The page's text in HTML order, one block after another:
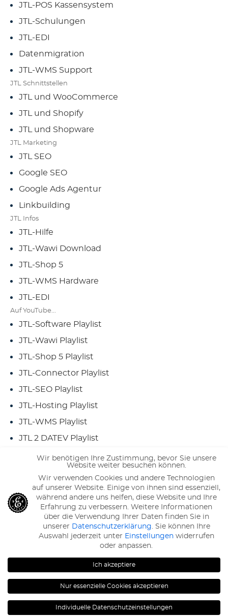
JTL-POS Kassensystem
JTL-Schulungen
JTL-EDI
Datenmigration
JTL-WMS Support
JTL Schnittstellen
JTL und WooCommerce
JTL und Shopify
JTL und Shopware
JTL Marketing
JTL SEO
Google SEO
Google Ads Agentur
Linkbuilding
JTL Infos
JTL-Hilfe
JTL-Wawi Download
JTL-Shop 5
JTL-WMS Hardware
JTL-EDI
Auf YouTube...
JTL-Software Playlist
JTL-Wawi Playlist
JTL-Shop 5 Playlist
JTL-Connector Playlist
JTL-SEO Playlist
JTL-Hosting Playlist
JTL-WMS Playlist
JTL 2 DATEV Playlist
JTL-Multichannel Playlist
JTL-Hardware Playlist
Im Magazin...
JTL-Tutorials
Bewertungen auf ProvenExpert.com
© 2009 – 2026 eBakery ® |Kontakt|
Wir benötigen Ihre Zustimmung, bevor Sie unsere
Website weiter besuchen können.
Wir verwenden Cookies und andere Technologien
auf unserer Website. Einige von ihnen sind essenziell,
während andere uns helfen, diese Website und Ihre
Erfahrung zu verbessern. Weitere Informationen
über die Verwendung Ihrer Daten finden Sie in
unserer Datenschutzerklärung Sie können Ihre
Auswahl jederzeit unter Einstellungenwiderrufen
oder anpassen.
Ich akzeptiere
Nur essenzielle Cookies akzeptieren
Individuelle Datenschutzeinstellungen